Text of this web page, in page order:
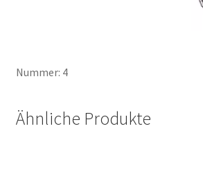
Nummer: 4
Ähnliche Produkte